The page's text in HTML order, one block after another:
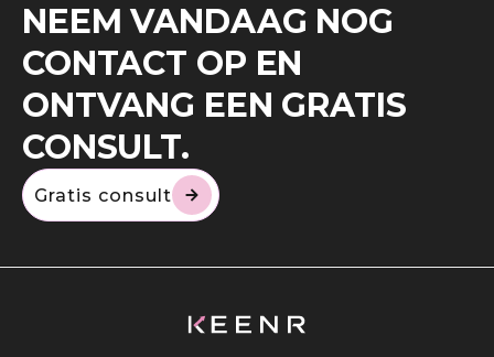
NEEM VANDAAG NOG
CONTACT OP EN
ONTVANG EEN GRATIS
CONSULT.
Gratis consult